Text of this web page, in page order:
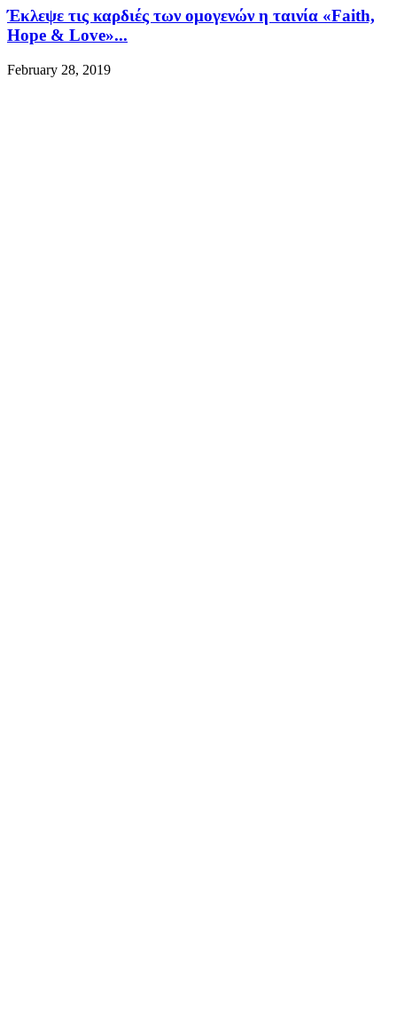
Έκλεψε τις καρδιές των ομογενών η ταινία «Faith,
Hope & Love»...
February 28, 2019